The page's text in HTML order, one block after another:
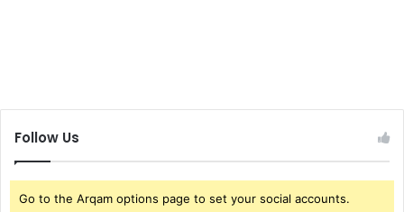
Follow Us
Go to the Arqam options page to set your social accounts.